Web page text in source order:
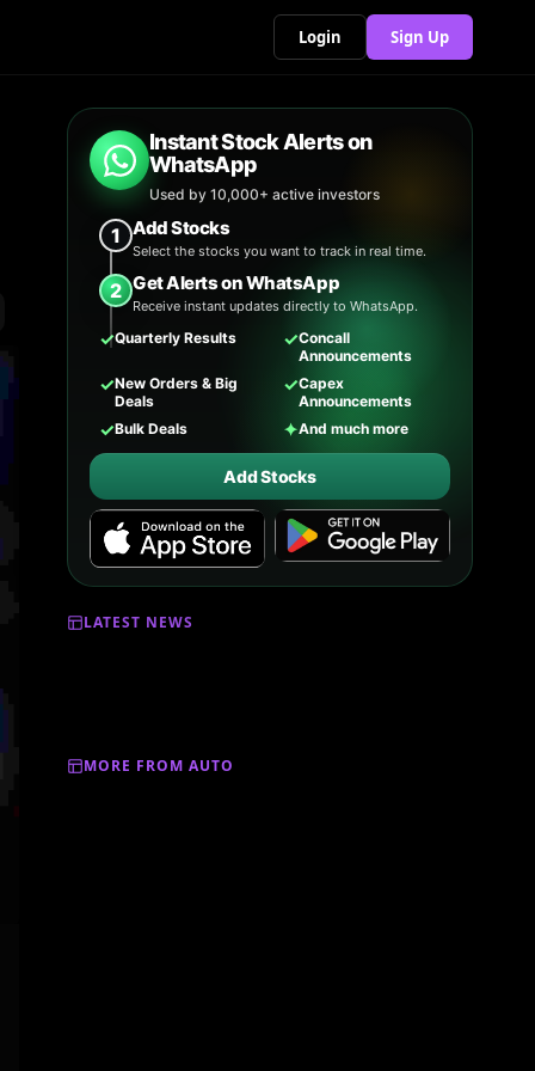
Login Sign Up
Instant Stock Alerts on
WhatsApp
Used by 10,000+ active investors
1 Add Stocks
Select the stocks you want to track in real time.
2 Get Alerts on WhatsApp
Receive instant updates directly to WhatsApp.
✓Quarterly Results ✓Concall
Announcements
✓New Orders & Big
Deals
✓Capex
Announcements
✓Bulk Deals ✦And much more
Add Stocks
LATEST NEWS
MORE FROM AUTO